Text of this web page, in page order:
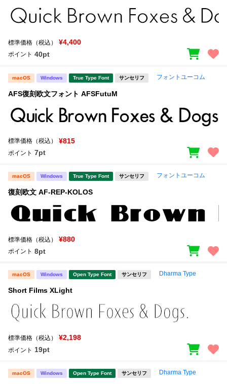
標準価格（税込） ¥4,400
ポイント 40pt
macOS Windows True Type Font サンセリフ フォントユーコム
AFS復刻欧文フォント AFSFutuM
標準価格（税込） ¥815
ポイント 7pt
macOS Windows True Type Font サンセリフ フォントユーコム
復刻欧文 AF-REP-KOLOS
標準価格（税込） ¥880
ポイント 8pt
macOS Windows Open Type Font サンセリフ Dharma Type
Short Films XLight
標準価格（税込） ¥2,198
ポイント 19pt
macOS Windows Open Type Font サンセリフ Dharma Type